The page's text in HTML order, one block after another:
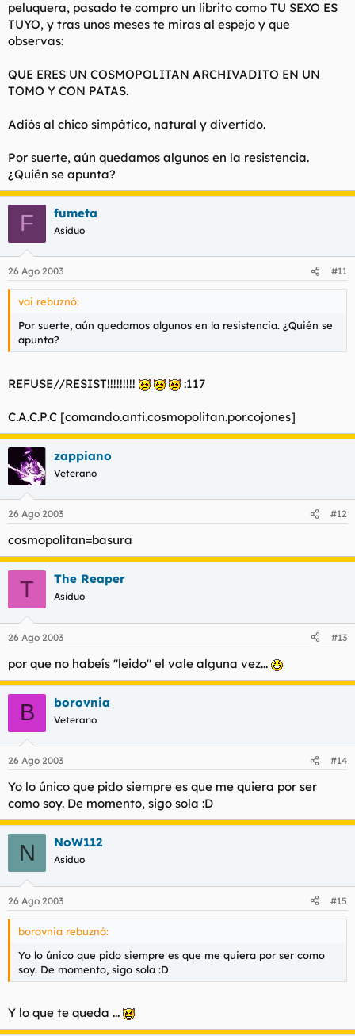
peluquera, pasado te compro un librito como TU SEXO ES
TUYO, y tras unos meses te miras al espejo y que
observas:
QUE ERES UN COSMOPOLITAN ARCHIVADITO EN UN
TOMO Y CON PATAS.
Adiós al chico simpático, natural y divertido.
Por suerte, aún quedamos algunos en la resistencia.
¿Quién se apunta?
F fumeta
Asiduo
26 Ago 2003 #11
vai rebuznó:
Por suerte, aún quedamos algunos en la resistencia. ¿Quién se
apunta?
REFUSE//RESIST!!!!!!!!! :117
C.A.C.P.C [comando.anti.cosmopolitan.por.cojones]
zappiano
Veterano
26 Ago 2003 #12
cosmopolitan=basura
T The Reaper
Asiduo
26 Ago 2003 #13
por que no habeís "leido" el vale alguna vez...
B borovnia
Veterano
26 Ago 2003 #14
Yo lo único que pido siempre es que me quiera por ser
como soy. De momento, sigo sola :D
N NoW112
Asiduo
26 Ago 2003 #15
borovnia rebuznó:
Yo lo único que pido siempre es que me quiera por ser como
soy. De momento, sigo sola :D
Y lo que te queda ...